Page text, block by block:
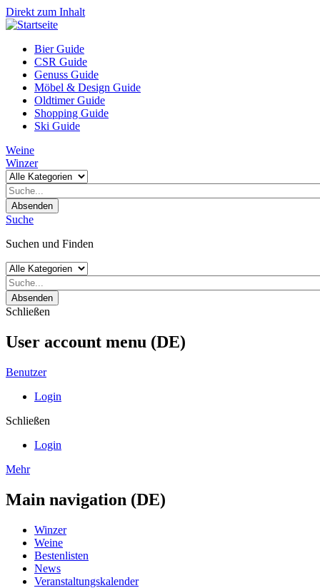
Direkt zum Inhalt
Bier Guide
CSR Guide
Genuss Guide
Möbel & Design Guide
Oldtimer Guide
Shopping Guide
Ski Guide
Weine
Winzer
Absenden
Suche
Suchen und Finden
Absenden
Schließen
User account menu (DE)
Benutzer
Login
Schließen
Login
Mehr
Main navigation (DE)
Winzer
Weine
Bestenlisten
News
Veranstaltungskalender